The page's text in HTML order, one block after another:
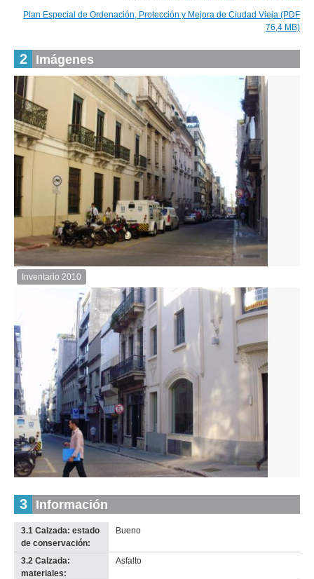
Plan Especial de Ordenación, Protección y Mejora de Ciudad Vieja (PDF
76,4 MB)
2 Imágenes
Inventario
imagen
original
Inventario 2010
Inventario 2010
Misiones (Mi 4)
Inventario 2010
Misiones (Mi 4)
Anterior Pausa Siguiente
Inventario
2010
Descargar
imagen
original
3 Información
3.1 Calzada: estado
de conservación:
Bueno
3.2 Calzada:
materiales:
Asfalto